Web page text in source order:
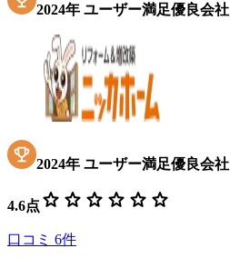
2024年 ユーザー満足優良会社
2024年 ユーザー満足優良会社
4.6点 star star star star star star
口コミ 6件